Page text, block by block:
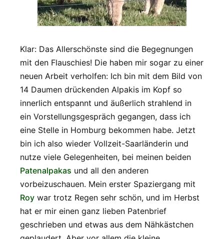
Klar: Das Allerschönste sind die Begegnungen
mit den Flauschies! Die haben mir sogar zu einer
neuen Arbeit verholfen: Ich bin mit dem Bild von
14 Daumen drückenden Alpakis im Kopf so
innerlich entspannt und äußerlich strahlend in
ein Vorstellungsgespräch gegangen, dass ich
eine Stelle in Homburg bekommen habe. Jetzt
bin ich also wieder Vollzeit-Saarländerin und
nutze viele Gelegenheiten, bei meinen beiden
Patenalpakas und all den anderen
vorbeizuschauen. Mein erster Spaziergang mit
Roy war trotz Regen sehr schön, und im Herbst
hat er mir einen ganz lieben Patenbrief
geschrieben und etwas aus dem Nähkästchen